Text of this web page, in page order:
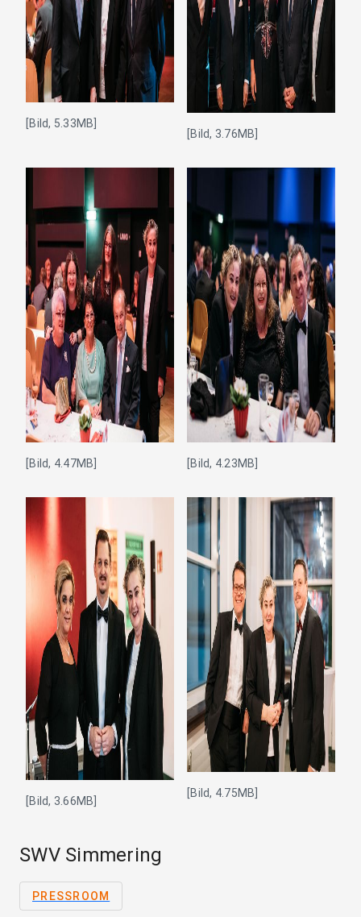
[Bild, 5.33MB]
[Bild, 3.76MB]
[Bild, 4.47MB] [Bild, 4.23MB]
[Bild, 3.66MB]
[Bild, 4.75MB]
SWV Simmering
PRESSROOM